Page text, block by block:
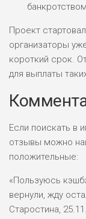
ДОХОД:
БЮДЖЕТ:
РИСКИ:
БЮДЖЕТ:
РИСКИ:
ДОХОД:
Проект
организаторы
короткий срок.
для выплаты
Если поискать в
отзывы можно
положительные:
«Пользуюсь
вернули, жду
Старостина,